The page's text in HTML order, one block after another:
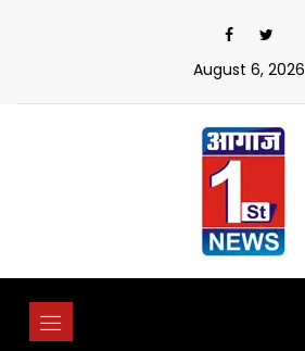
August 6, 2026